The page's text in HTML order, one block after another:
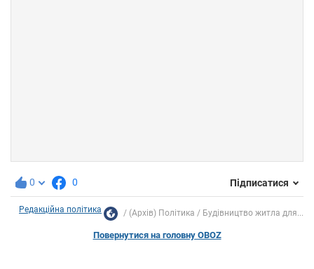
0 0 Підписатися
Редакційна політика (Архів) Політика Будівництво житла для...
Повернутися на головну OBOZ